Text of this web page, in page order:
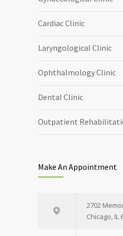
Cardiac Clinic
Laryngological Clinic
Ophthalmology Clinic
Dental Clinic
Outpatient
Make An Appointment
2702
Chicago, IL